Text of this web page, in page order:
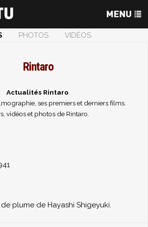
PHOTOS
VIDÉOS
Rintaro
Actualités Rintaro
ses premiers et derniers films.
vidéos et photos de Rintaro.
plume de Hayashi Shigeyuki.